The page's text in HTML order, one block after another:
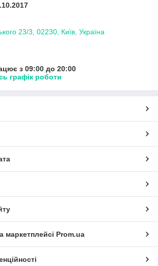
23/3, 02230, Київ, Україна
з 09:00 до 20:00
графік роботи
маркетплейсі Prom.ua